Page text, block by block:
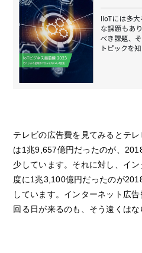
テレビの広告費を見てみるとテ
は1兆9,657億円だったのが、
少しています。それに対し、イ
度に1兆3,100億円だったのが
しています。インターネット広
回る日が来るのも、そう遠くはな